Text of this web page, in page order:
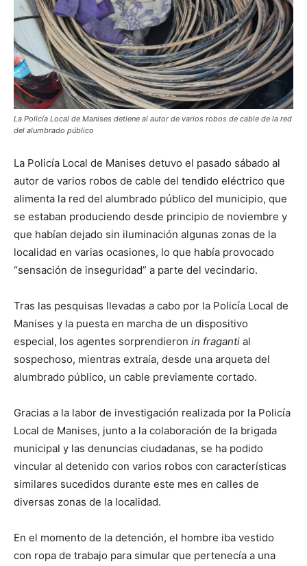
La Policía Local de Manises detiene al autor de varios robos de cable de la red
del alumbrado público
La Policía Local de Manises detuvo el pasado sábado al
autor de varios robos de cable del tendido eléctrico que
alimenta la red del alumbrado público del municipio, que
se estaban produciendo desde principio de noviembre y
que habían dejado sin iluminación algunas zonas de la
localidad en varias ocasiones, lo que había provocado
“sensación de inseguridad” a parte del vecindario.
Tras las pesquisas llevadas a cabo por la Policía Local de
Manises y la puesta en marcha de un dispositivo
especial, los agentes sorprendieron in fraganti al
sospechoso, mientras extraía, desde una arqueta del
alumbrado público, un cable previamente cortado.
Gracias a la labor de investigación realizada por la Policía
Local de Manises, junto a la colaboración de la brigada
municipal y las denuncias ciudadanas, se ha podido
vincular al detenido con varios robos con características
similares sucedidos durante este mes en calles de
diversas zonas de la localidad.
En el momento de la detención, el hombre iba vestido
con ropa de trabajo para simular que pertenecía a una